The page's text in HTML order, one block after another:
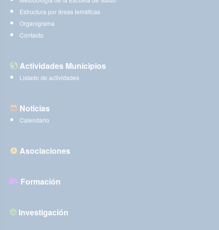
Estructura por áreas temáticas
Organigrama
Contacto
Actividades Municipios
Listado de actividades
Noticias
Calendario
Asociaciones
Formación
Investigación